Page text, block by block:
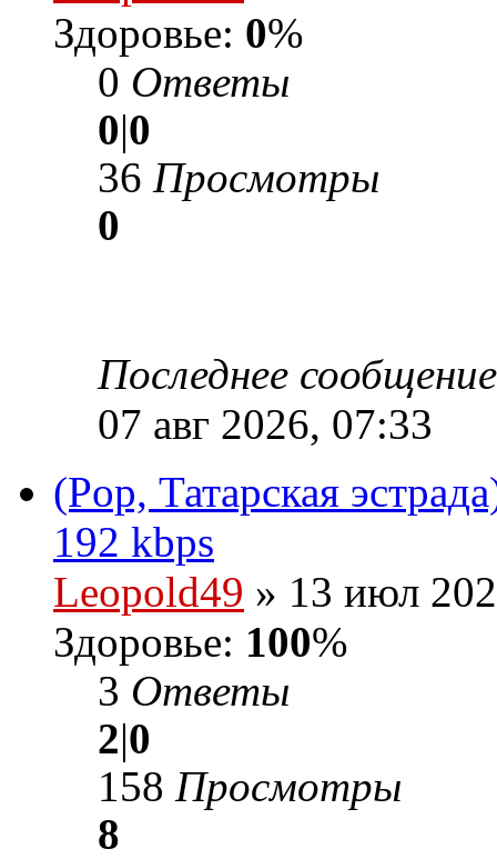
Здоровье: 0%
0 Ответы
0|0
36 Просмотры
0
Последнее
07 авг 2026, 07:33
(Pop, Татарская
192 kbps
Leopold49 » 13 июл
Здоровье: 100%
3 Ответы
2|0
158 Просмотры
8